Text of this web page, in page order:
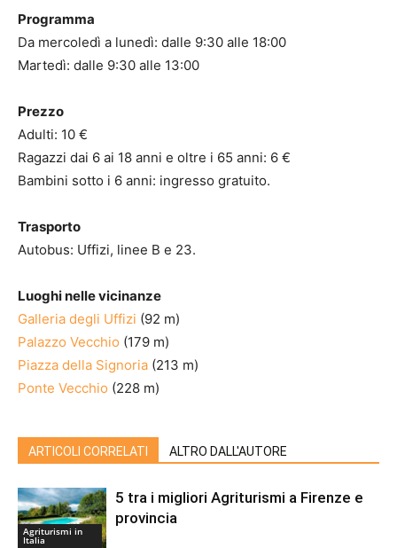
Programma
Da mercoledì a lunedì: dalle 9:30 alle 18:00
Martedì: dalle 9:30 alle 13:00
Prezzo
Adulti: 10 €
Ragazzi dai 6 ai 18 anni e oltre i 65 anni: 6 €
Bambini sotto i 6 anni: ingresso gratuito.
Trasporto
Autobus: Uffizi, linee B e 23.
Luoghi nelle vicinanze
Galleria degli Uffizi (92 m)
Palazzo Vecchio (179 m)
Piazza della Signoria (213 m)
Ponte Vecchio (228 m)
ARTICOLI CORRELATI ALTRO DALL'AUTORE
Agriturismi in
Italia
5 tra i migliori Agriturismi a Firenze e
provincia